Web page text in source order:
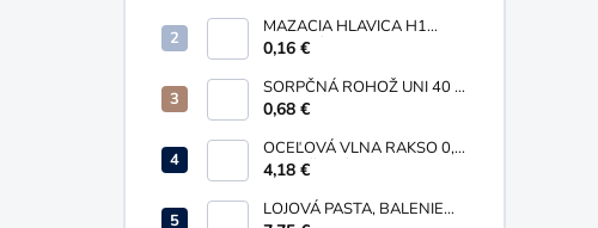
MAZACIA HLAVICA H1
GUĽOVÁ PRIAMA M6X1
0,16 €
SORPČNÁ ROHOŽ UNI 40 X
50 MM
0,68 €
OCEĽOVÁ VLNA RAKSO 0,
ORANŽOVÁ, BALENIE 200G
4,18 €
LOJOVÁ PASTA, BALENIE